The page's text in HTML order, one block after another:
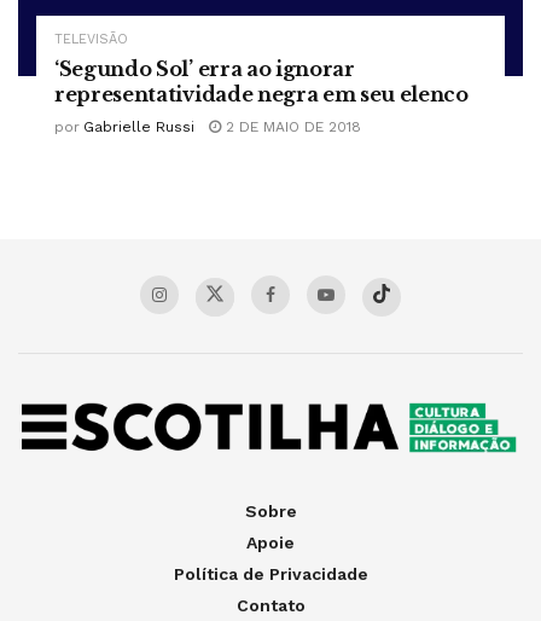
TELEVISÃO
‘Segundo Sol’ erra ao ignorar
representatividade negra em seu elenco
por Gabrielle Russi 2 DE MAIO DE 2018
Sobre
Apoie
Política de Privacidade
Contato